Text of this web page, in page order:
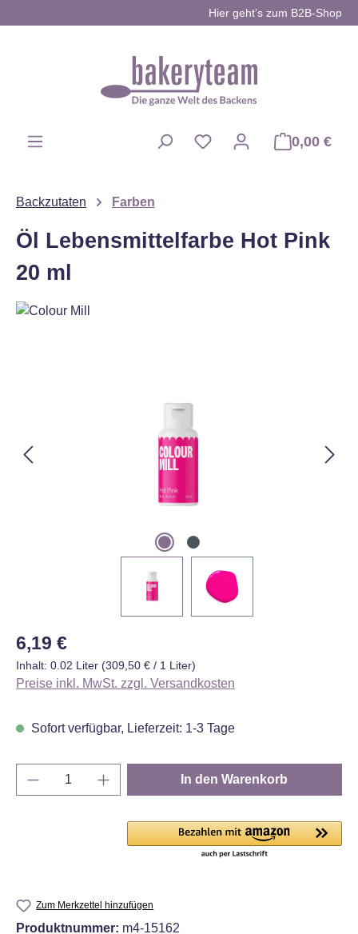
Hier geht’s zum B2B-Shop
0,00 €
Backzutaten Farben
Öl Lebensmittelfarbe Hot Pink
20 ml
Regulärer Preis:
6,19 €
Inhalt: 0.02 Liter (309,50 € / 1 Liter)
Preise inkl. MwSt. zzgl. Versandkosten
Sofort verfügbar, Lieferzeit: 1-3 Tage
Produkt Anzahl: Gib den gewünschten
In den Warenkorb
Zum Merkzettel hinzufügen
Produktnummer: m4-15162